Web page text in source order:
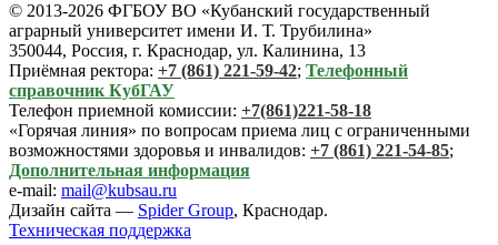
© 2013-2026 ФГБОУ ВО «Кубанский государственный
аграрный университет имени И. Т. Трубилина»
350044, Россия, г. Краснодар, ул. Калинина, 13
Приёмная ректора: +7 (861) 221-59-42; Телефонный
справочник КубГАУ
Телефон приемной комиссии: +7(861)221-58-18
«Горячая линия» по вопросам приема лиц с ограниченными
возможностями здоровья и инвалидов: +7 (861) 221-54-85;
Дополнительная информация
e-mail: mail@kubsau.ru
Дизайн сайта — Spider Group, Краснодар.
Техническая поддержка